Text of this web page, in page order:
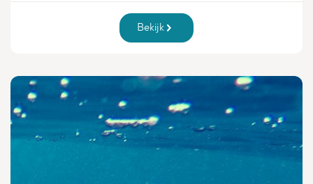
Bekijk